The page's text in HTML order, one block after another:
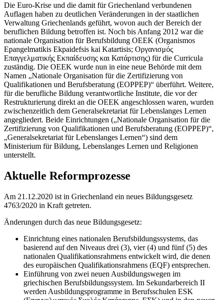
Die Euro-Krise und die damit für Griechenland verbundenen
Auflagen haben zu deutlichen Veränderungen in der staatlichen
Verwaltung Griechenlands geführt, wovon auch der Bereich der
beruflichen Bildung betroffen ist. Noch bis Anfang 2012 war die
nationale Organisation für Berufsbildung OEEK (Organismos
Epangelmatikis Ekpaidefsis kai Katartisis; Οργανισμός
Επαγγελματικής Εκπαίδευσης και Κατάρτισης) für die Curricula
zuständig. Die OEEK wurde nun in eine neue Behörde mit dem
Namen „Nationale Organisation für die Zertifizierung von
Qualifikationen und Berufsberatung (EOPPEP)“ überführt. Weitere,
für die berufliche Bildung verantwortliche Institute, die vor der
Restrukturierung direkt an die OEEK angeschlossen waren, wurden
zwischenzeitlich dem Generalsekretariat für Lebenslanges Lernen
angegliedert. Beide Einrichtungen („Nationale Organisation für die
Zertifizierung von Qualifikationen und Berufsberatung (EOPPEP)“,
„Generalsekretariat für Lebenslanges Lernen“) sind dem
Ministerium für Bildung, Lebenslanges Lernen und Religionen
unterstellt.
Aktuelle Reformprozesse
Am 21.12.2020 ist in Griechenland ein neues Bildungsgesetz
4763/2020 in Kraft getreten.
Änderungen durch das neue Bildungsgesetz:
Einrichtung eines nationalen Berufsbildungssystems, das
basierend auf den Niveaus drei (3), vier (4) und fünf (5) des
nationalen Qualifikationsrahmens entwickelt wird, die denen
des europäischen Qualifikationsrahmens (EQF) entsprechen.
Einführung von zwei neuen Ausbildungswegen im
griechischen Berufsbildungssystem. Im Sekundarbereich II
werden Ausbildungsprogramme in Berufsschulen ESK